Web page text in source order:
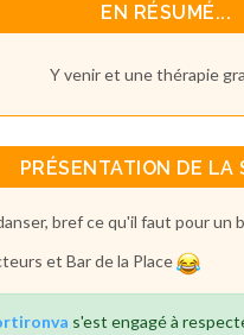
EN RÉSUMÉ...
Y venir et une thérapie
PRÉSENTATION DE LA
bref ce qu'il faut pour un
et Bar de la Place
s'est engagé à